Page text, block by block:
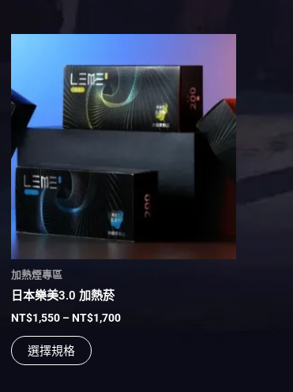
加熱煙專區
日本樂美3.0 加熱菸
NT$1,550 –NT$1,700
範
圍：
NT$1,550
到
NT$1,700
選擇規格
產
品
有
多
式。
面
擇
選